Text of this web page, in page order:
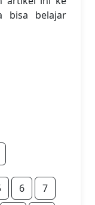
bisa belajar
6
7